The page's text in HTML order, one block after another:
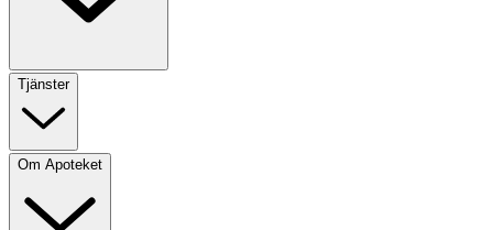
Tjänster
Om Apoteket